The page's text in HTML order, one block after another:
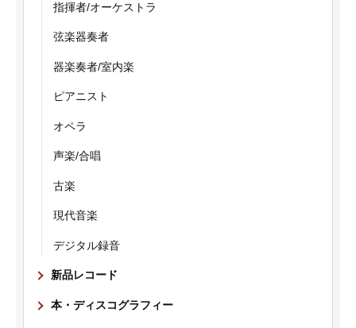
指揮者/オーケストラ
弦楽器奏者
器楽奏者/室内楽
ピアニスト
オペラ
声楽/合唱
古楽
現代音楽
デジタル録音
新品レコード
本・ディスコグラフィー